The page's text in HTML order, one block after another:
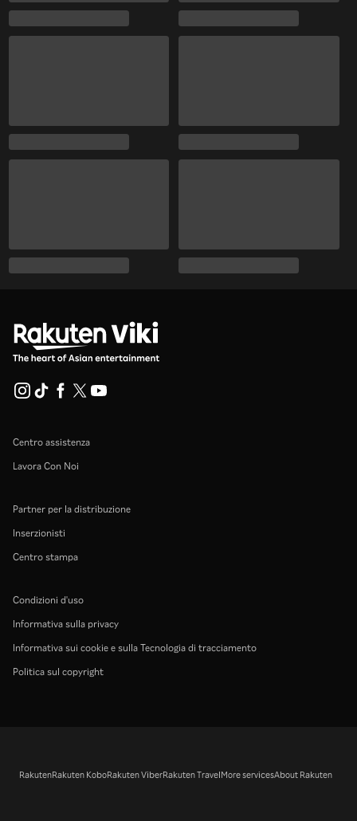
Centro assistenza
Lavora Con Noi
Partner per la distribuzione
Inserzionisti
Centro stampa
Condizioni d'uso
Informativa sulla privacy
Informativa sui cookie e sulla Tecnologia di tracciamento
Politica sul copyright
RakutenRakuten KoboRakuten ViberRakuten TravelMore servicesAbout Rakuten